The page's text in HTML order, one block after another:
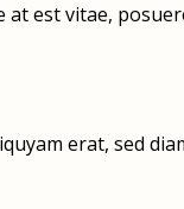
at est vitae,
erat, sed